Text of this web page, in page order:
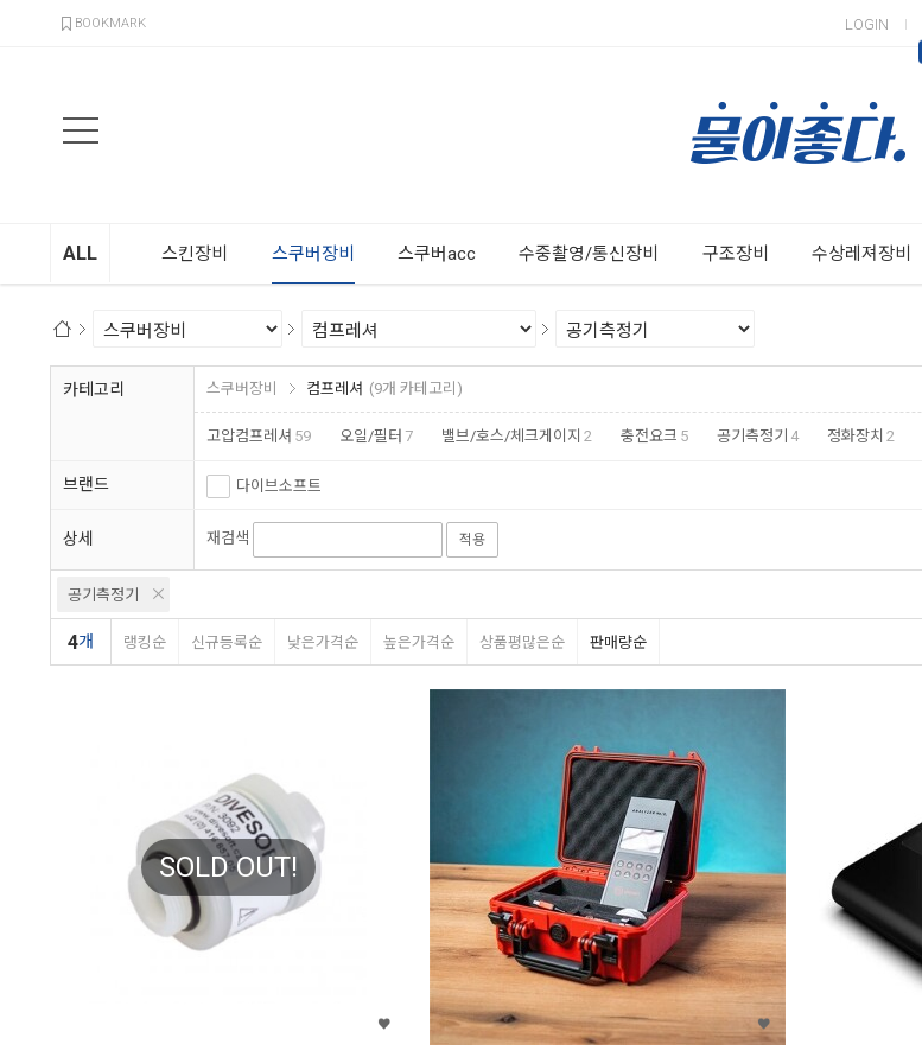
BOOKMARK LOGIN
ALL 스킨장비 스쿠버장비 스쿠버acc 수중촬영/통신장비 구조장비 수상레져장비
카테고리 스쿠버장비 컴프레셔 (9개 카테고리)
고압컴프레셔 59 오일/필터 7 밸브/호스/체크게이지 2 충전요크 5 공기측정기 4 정화장치 2
브랜드 다이브소프트
상세 재검색 적용
공기측정기
4개 랭킹순 신규등록순 낮은가격순 높은가격순 상품평많은순 판매량순
SOLD OUT!